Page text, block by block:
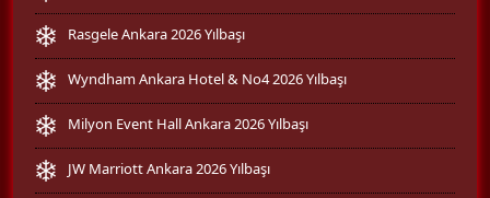
Rasgele Ankara 2026 Yılbaşı
Wyndham Ankara Hotel & No4 2026 Yılbaşı
Milyon Event Hall Ankara 2026 Yılbaşı
JW Marriott Ankara 2026 Yılbaşı